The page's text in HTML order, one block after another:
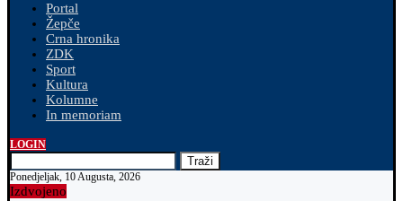
Portal
Žepče
Crna hronika
ZDK
Sport
Kultura
Kolumne
In memoriam
LOGIN
Traži
Ponedjeljak, 10 Augusta, 2026
Izdvojeno